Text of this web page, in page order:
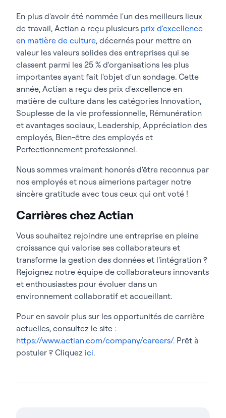
En plus d'avoir été nommée l'un des meilleurs lieux
de travail, Actian a reçu plusieurs prix d'excellence
en matière de culture, décernés pour mettre en
valeur les valeurs solides des entreprises qui se
classent parmi les 25 % d'organisations les plus
importantes ayant fait l'objet d'un sondage. Cette
année, Actian a reçu des prix d'excellence en
matière de culture dans les catégories Innovation,
Souplesse de la vie professionnelle, Rémunération
et avantages sociaux, Leadership, Appréciation des
employés, Bien-être des employés et
Perfectionnement professionnel.
Nous sommes vraiment honorés d'être reconnus par
nos employés et nous aimerions partager notre
sincère gratitude avec tous ceux qui ont voté !
Carrières chez Actian
Vous souhaitez rejoindre une entreprise en pleine
croissance qui valorise ses collaborateurs et
transforme la gestion des données et l'intégration ?
Rejoignez notre équipe de collaborateurs innovants
et enthousiastes pour évoluer dans un
environnement collaboratif et accueillant.
Pour en savoir plus sur les opportunités de carrière
actuelles, consultez le site :
https://www.actian.com/company/careers/. Prêt à
postuler ? Cliquez ici.